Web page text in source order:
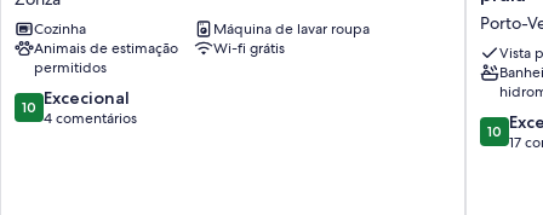
2
a
12
pessoas
na
praia
Cozinha
Máquina de lavar roupa
Animais de estimação
permitidos
Wi-fi grátis
Pontuação
de
10 Excecional
4 comentários
FÉRIAS
DE
VERÃO
em
Porto
Vecchio.
Santa
Porto-
Vista
de
10
17